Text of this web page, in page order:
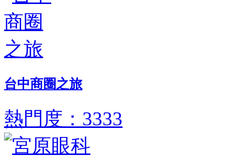
台中商圈之旅
熱門度：3333